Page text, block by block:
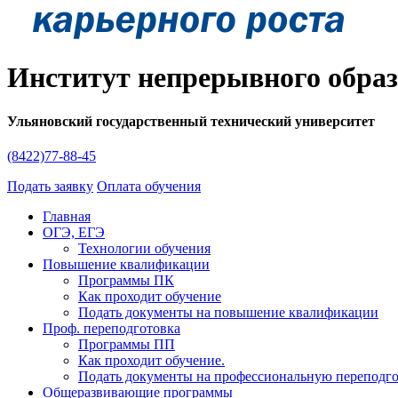
Институт непрерывного
Ульяновский государственный технический университет
(8422)77-88-45
Подать заявку Оплата обучения
Главная
ОГЭ, ЕГЭ
Технологии обучения
Повышение квалификации
Программы ПК
Как проходит обучение
Подать документы на повышение квалификации
Проф. переподготовка
Программы ПП
Как проходит обучение.
Подать документы на профессиональную
Общеразвивающие программы